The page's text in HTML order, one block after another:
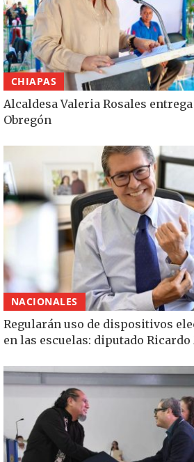
CHIAPAS
Alcaldesa Valeria Rosales entrega
Obregón
NACIONALES
Regularán uso de dispositivos
en las escuelas: diputado